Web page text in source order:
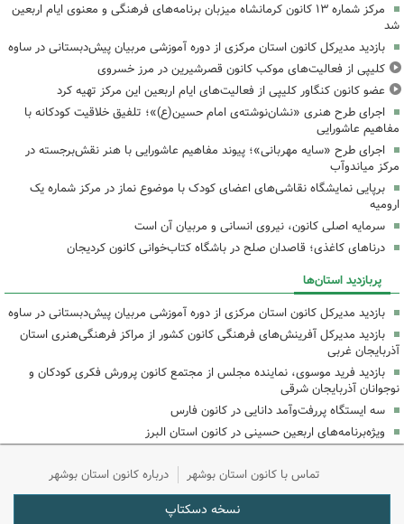
مرکز شماره ۱۳ کانون کرمانشاه میزبان برنامه‌های فرهنگی و معنوی ایام اربعین
شد
بازدید مدیرکل کانون استان مرکزی از دوره آموزشی مربیان پیش‌دبستانی در ساوه
کلیپی از فعالیت‌های موکب کانون قصرشیرین در مرز خسروی
عضو کانون کنگاور کلیپی از فعالیت‌های ایام اربعین این مرکز تهیه کرد
اجرای طرح هنری «نشان‌نوشته‌ی امام حسین(ع)»؛ تلفیق خلاقیت کودکانه با
مفاهیم عاشورایی
اجرای طرح «سایه مهربانی»؛ پیوند مفاهیم عاشورایی با هنر نقش‌برجسته در
مرکز میاندوآب
برپایی نمایشگاه نقاشی‌های اعضای کودک با موضوع نماز در مرکز شماره یک
ارومیه
سرمایه اصلی کانون، نیروی انسانی و مربیان آن است
درناهای کاغذی؛ قاصدان صلح در باشگاه کتاب‌خوانی کانون کردیجان
پربازدید استان‌ها
بازدید مدیرکل کانون استان مرکزی از دوره آموزشی مربیان پیش‌دبستانی در ساوه
بازدید مدیرکل آفرینش‌های فرهنگی کانون کشور از مراکز فرهنگی‌هنری استان
آذربایجان غربی
بازدید فرید موسوی، نماینده مجلس از مجتمع کانون پرورش فکری کودکان و
نوجوانان آذربایجان شرقی
سه ایستگاه پررفت‌وآمد دانایی در کانون فارس
ویژه‌برنامه‌های اربعین حسینی در کانون استان البرز
تماس با کانون استان بوشهر درباره کانون استان بوشهر
نسخه دسکتاپ